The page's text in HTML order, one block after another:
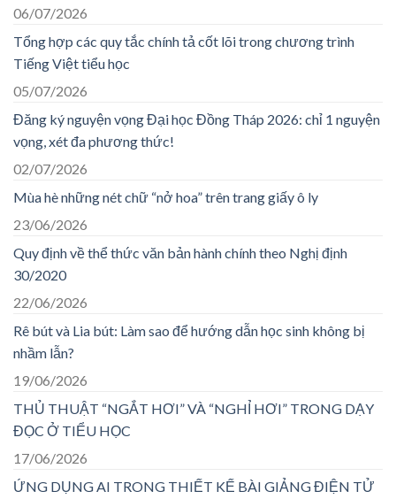
06/07/2026
Tổng hợp các quy tắc chính tả cốt lõi trong chương trình
Tiếng Việt tiểu học
05/07/2026
Đăng ký nguyện vọng Đại học Đồng Tháp 2026: chỉ 1 nguyện
vọng, xét đa phương thức!
02/07/2026
Mùa hè những nét chữ “nở hoa” trên trang giấy ô ly
23/06/2026
Quy định về thể thức văn bản hành chính theo Nghị định
30/2020
22/06/2026
Rê bút và Lia bút: Làm sao để hướng dẫn học sinh không bị
nhầm lẫn?
19/06/2026
THỦ THUẬT “NGẮT HƠI” VÀ “NGHỈ HƠI” TRONG DẠY
ĐỌC Ở TIỂU HỌC
17/06/2026
ỨNG DỤNG AI TRONG THIẾT KẾ BÀI GIẢNG ĐIỆN TỬ